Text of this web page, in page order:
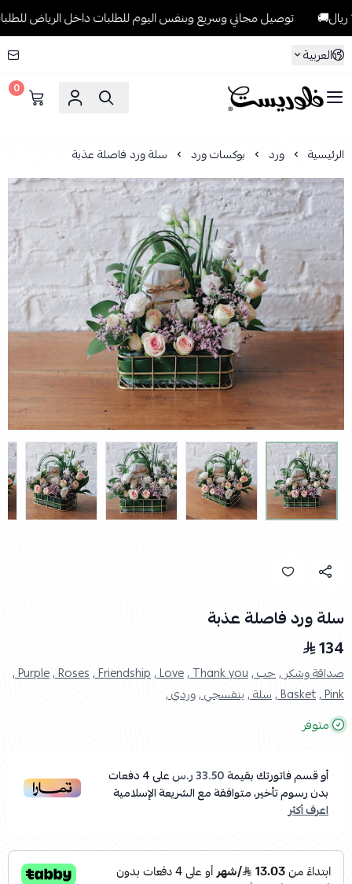
توصيل مجاني وسريع وبنفس اليوم للطلبات داخل الرياض للطلبات التي تتجاوز
العربية
فلوريست Florist
0
الرئيسية ورد بوكسات ورد سلة ورد فاصلة عذبة
سلة ورد فاصلة عذبة
134
صداقة وشكر ,حب ,Thank you ,
Love ,
Friendship ,
Roses ,
Purple ,
Pink ,
Basket , سلة ,بنفسجي ,وردي ,
متوفر
أو قسم فاتورتك بقيمة33.50 ر.س على4دفعات
بدون رسوم تأخير، متوافقة مع الشريعة الإسلامية
اعرف أكثر